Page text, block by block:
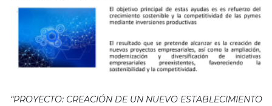
“PROYECTO: CREACIÓN DE UN NUEVO ESTABLECIMIENTO